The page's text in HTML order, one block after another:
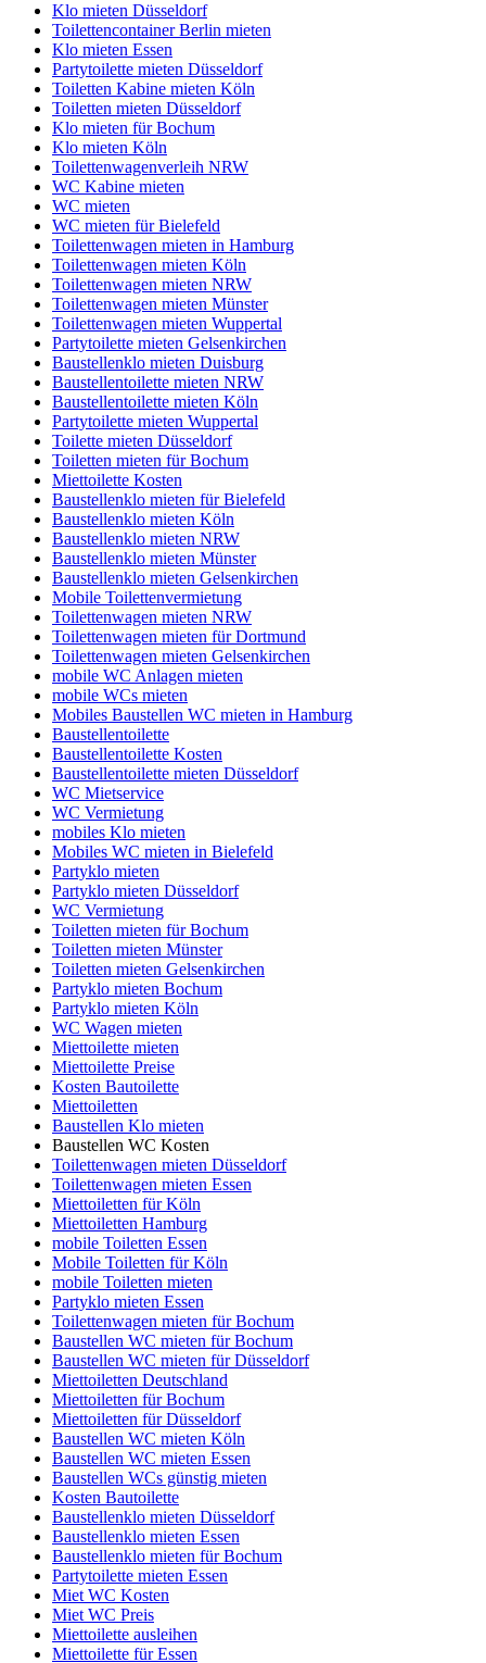
Klo mieten Düsseldorf
Toilettencontainer Berlin mieten
Klo mieten Essen
Partytoilette mieten Düsseldorf
Toiletten Kabine mieten Köln
Toiletten mieten Düsseldorf
Klo mieten für Bochum
Klo mieten Köln
Toilettenwagenverleih NRW
WC Kabine mieten
WC mieten
WC mieten für Bielefeld
Toilettenwagen mieten in Hamburg
Toilettenwagen mieten Köln
Toilettenwagen mieten NRW
Toilettenwagen mieten Münster
Toilettenwagen mieten Wuppertal
Partytoilette mieten Gelsenkirchen
Baustellenklo mieten Duisburg
Baustellentoilette mieten NRW
Baustellentoilette mieten Köln
Partytoilette mieten Wuppertal
Toilette mieten Düsseldorf
Toiletten mieten für Bochum
Miettoilette Kosten
Baustellenklo mieten für Bielefeld
Baustellenklo mieten Köln
Baustellenklo mieten NRW
Baustellenklo mieten Münster
Baustellenklo mieten Gelsenkirchen
Mobile Toilettenvermietung
Toilettenwagen mieten NRW
Toilettenwagen mieten für Dortmund
Toilettenwagen mieten Gelsenkirchen
mobile WC Anlagen mieten
mobile WCs mieten
Mobiles Baustellen WC mieten in Hamburg
Baustellentoilette
Baustellentoilette Kosten
Baustellentoilette mieten Düsseldorf
WC Mietservice
WC Vermietung
mobiles Klo mieten
Mobiles WC mieten in Bielefeld
Partyklo mieten
Partyklo mieten Düsseldorf
WC Vermietung
Toiletten mieten für Bochum
Toiletten mieten Münster
Toiletten mieten Gelsenkirchen
Partyklo mieten Bochum
Partyklo mieten Köln
WC Wagen mieten
Miettoilette mieten
Miettoilette Preise
Kosten Bautoilette
Miettoiletten
Baustellen Klo mieten
Baustellen WC Kosten
Toilettenwagen mieten Düsseldorf
Toilettenwagen mieten Essen
Miettoiletten für Köln
Miettoiletten Hamburg
mobile Toiletten Essen
Mobile Toiletten für Köln
mobile Toiletten mieten
Partyklo mieten Essen
Toilettenwagen mieten für Bochum
Baustellen WC mieten für Bochum
Baustellen WC mieten für Düsseldorf
Miettoiletten Deutschland
Miettoiletten für Bochum
Miettoiletten für Düsseldorf
Baustellen WC mieten Köln
Baustellen WC mieten Essen
Baustellen WCs günstig mieten
Kosten Bautoilette
Baustellenklo mieten Düsseldorf
Baustellenklo mieten Essen
Baustellenklo mieten für Bochum
Partytoilette mieten Essen
Miet WC Kosten
Miet WC Preis
Miettoilette ausleihen
Miettoilette für Essen